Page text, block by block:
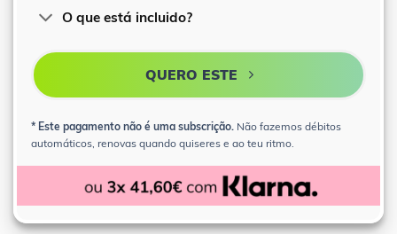
O que está incluido?
QUERO ESTE
* Este pagamento não é uma subscrição. Não fazemos débitos
automáticos, renovas quando quiseres e ao teu ritmo.